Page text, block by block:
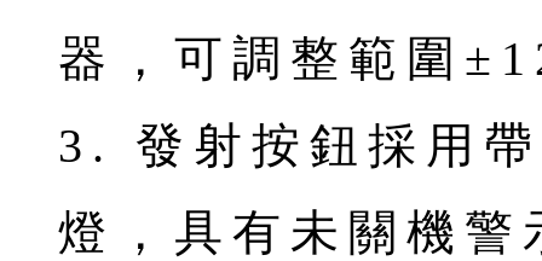
器，可調整範圍
3. 發射按鈕採用
燈，具有未關機警